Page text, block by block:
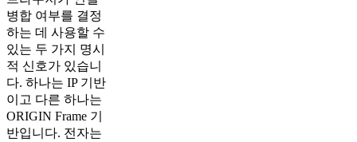
병합 여부를 결정
하는 데 사용할 수
있는 두 가지 명시
적 신호가 있습니
다. 하나는 IP 기반
이고 다른 하나는
ORIGIN Frame 기
반입니다. 전자는